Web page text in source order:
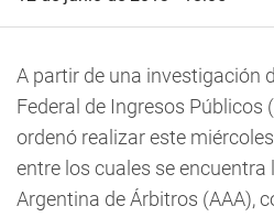
A partir de una investigación
Federal de Ingresos Públicos
ordenó realizar este
entre los cuales se encuentra
Argentina de Árbitros (AAA),